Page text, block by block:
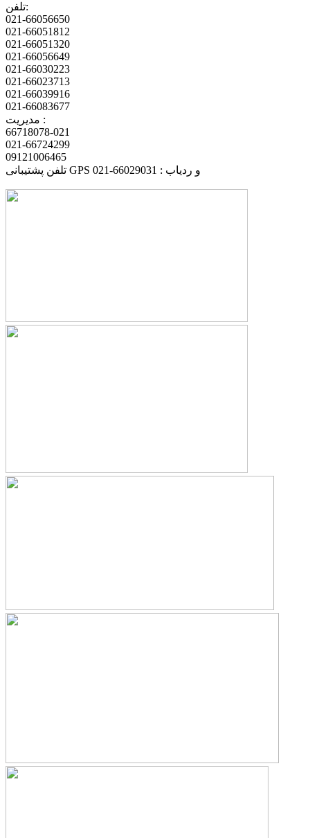
تلفن:
021-66056650
021-66051812
021-66051320
021-66056649
021-66030223
021-66023713
021-66039916
021-66083677
مدیریت :
66718078-021
021-66724299
09121006465
تلفن پشتیبانی GPS و ردیاب : 66029031-021